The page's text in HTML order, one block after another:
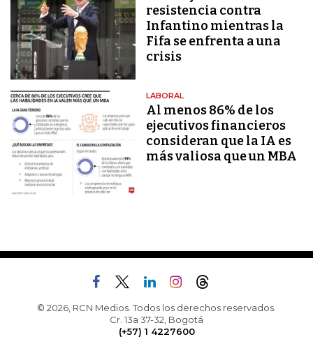
resistencia contra
Infantino mientras la
Fifa se enfrenta a una
crisis
LABORAL
Al menos 86% de los
ejecutivos financieros
consideran que la IA es
más valiosa que un MBA
© 2026, RCN Medios. Todos los derechos reservados.
Cr. 13a 37-32, Bogotá
(+57) 1 4227600